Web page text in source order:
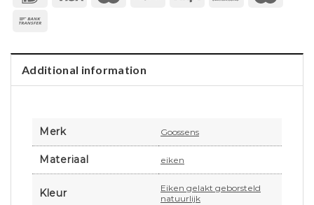
Additional information
Merk Goossens
Materiaal eiken
Kleur
Eiken gelakt geborsteld
natuurlijk